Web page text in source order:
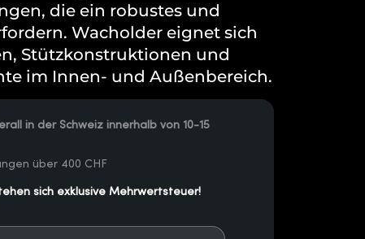
die ein robustes und
Wacholder eignet sich
Stützkonstruktionen und
im Innen- und Außenbereich.
in der Schweiz innerhalb von 10-15
über 400 CHF
sich exklusive Mehrwertsteuer!